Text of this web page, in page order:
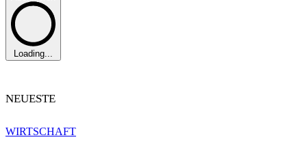
Loading...
NEUESTE
WIRTSCHAFT